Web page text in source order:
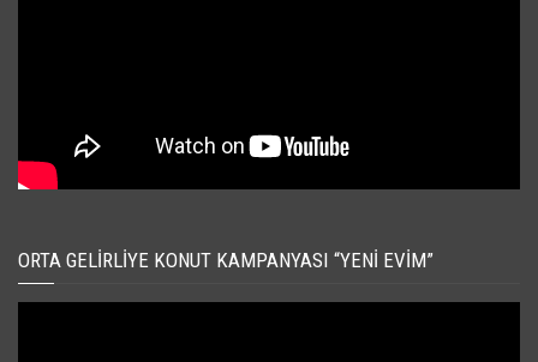
ORTA GELIRLIYE KONUT KAMPANYASI “YENI EVIM”